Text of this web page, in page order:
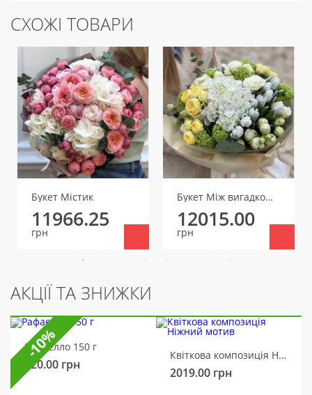
СХОЖІ ТОВАРИ
Букет Містик
11966.25
грн
Букет Між вигадкою та снами
12015.00
грн
АКЦІЇ ТА ЗНИЖКИ
Рафаелло 150 г
320.00 грн
Квіткова композиція Ніжний мотив
2019.00 грн
-10%